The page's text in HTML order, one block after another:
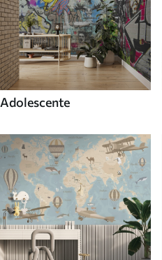
Adolescente